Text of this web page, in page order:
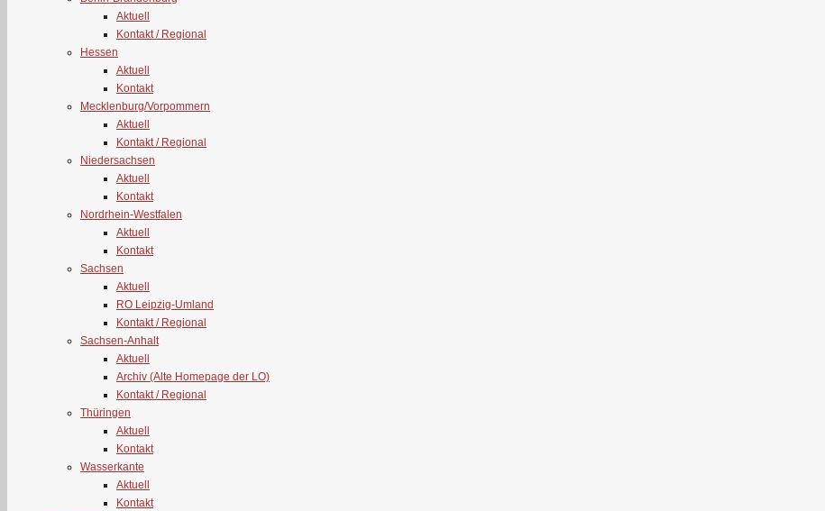
Aktuell
Kontakt / Regional
Hessen
Aktuell
Kontakt
Mecklenburg/Vorpommern
Aktuell
Kontakt / Regional
Niedersachsen
Aktuell
Kontakt
Nordrhein-Westfalen
Aktuell
Kontakt
Sachsen
Aktuell
RO Leipzig-Umland
Kontakt / Regional
Sachsen-Anhalt
Aktuell
Archiv (Alte Homepage der LO)
Kontakt / Regional
Thüringen
Aktuell
Kontakt
Wasserkante
Aktuell
Kontakt